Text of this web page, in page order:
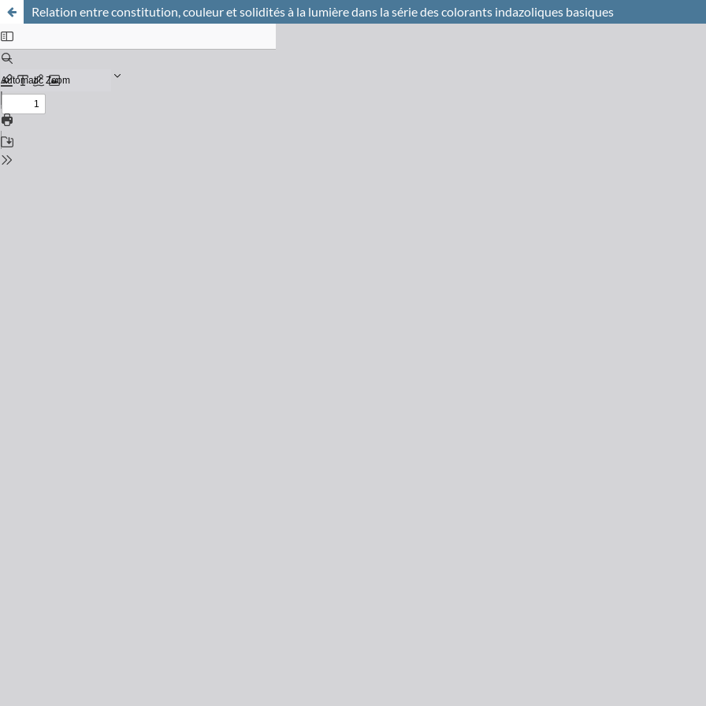
Relation entre constitution, couleur et solidités à la lumière dans la série des colorants indazoliques basiques